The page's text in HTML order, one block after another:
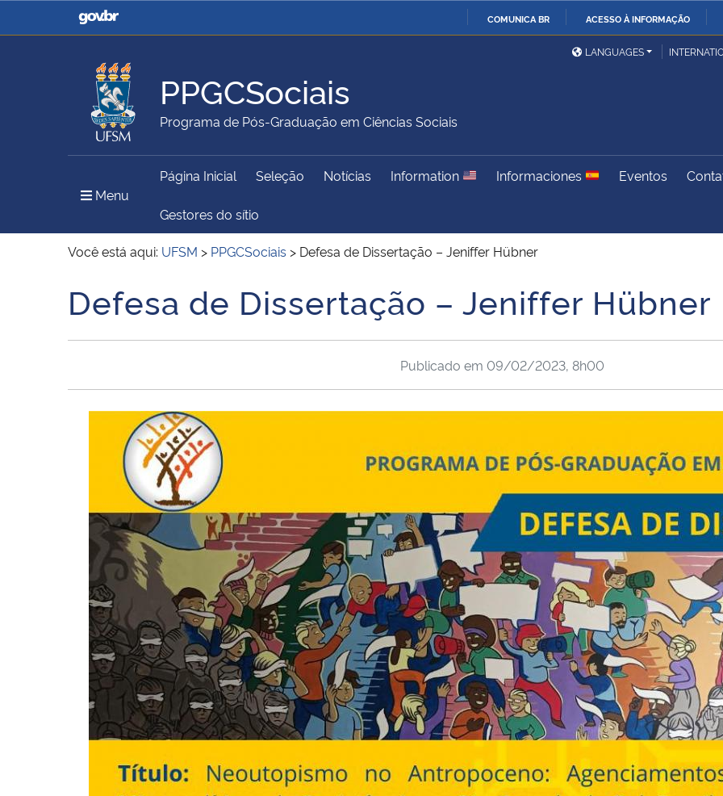
COMUNICA BR ACESSO À INFORMAÇÃO
Casa Civil
Ministério da Justiça e
Ministério da Defesa
Ministério das Relações
Exteriores
Ministério da Agricultura,
Pecuária e Abastecimento
Ministério da Educação
Ministério do Meio Ambiente Ministério do Turismo
Institucional
LANGUAGES
PPGCSociais
Programa de Pós-Graduação em Ciências Sociais
Menu
Página Inicial Seleção Notícias Information Informaciones Eventos
Gestores do sítio
Você está aqui: UFSM > PPGCSociais > Defesa de Dissertação – Jeniffer Hübner
Início do conteúdo
Defesa de Dissertação – Jeniffer Hübner
Publicado em 09/02/2023, 8h00